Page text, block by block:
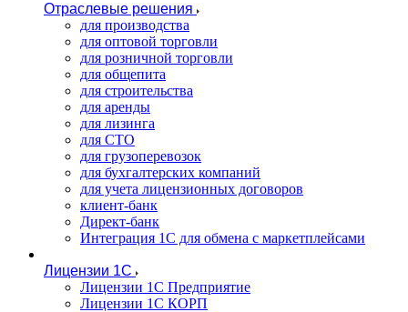
Отраслевые решения
для производства
для оптовой торговли
для розничной торговли
для общепита
для строительства
для аренды
для лизинга
для СТО
для грузоперевозок
для бухгалтерских компаний
для учета лицензионных договоров
клиент-банк
Директ-банк
Интеграция 1C для обмена с маркетплейсами
Лицензии 1С
Лицензии 1С Предприятие
Лицензии 1С КОРП